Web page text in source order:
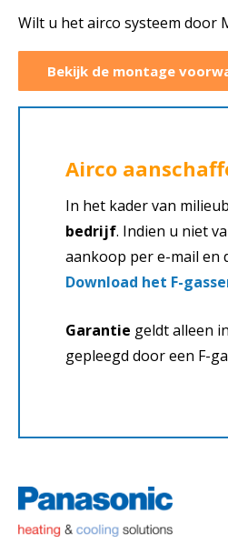
Wilt u het airco systeem door
Bekijk de montage
Airco
In het kader van
bedrijf. Indien u niet
aankoop per e-mail en
Download het F-
Garantie geldt alleen
gepleegd door een F-